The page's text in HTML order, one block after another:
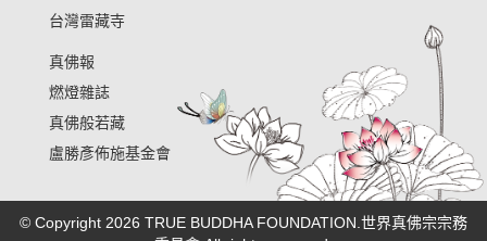
台灣雷藏寺
真佛報
燃燈雜誌
真佛般若藏
盧勝彥佈施基金會
© Copyright 2026 TRUE BUDDHA FOUNDATION.世界真佛宗宗務